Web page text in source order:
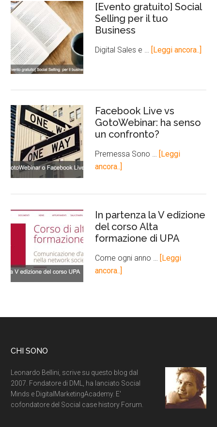
[Evento gratuito] Social
Selling per il tuo
Business
Digital Sales e … [Leggi ancora..]
Facebook Live vs
GotoWebinar: ha senso
un confronto?
Premessa Sono …
[Leggi
ancora..]
In partenza la V edizione
del corso Alta
formazione di UPA
Come ogni anno …
[Leggi
ancora..]
CHI SONO
Leonardo Bellini, scrive su questo blog dal
2007. Fondatore di DML, ha lanciato Social
Minds e DigitalMarketingAcademy. E'
cofondatore del Social case history Forum.